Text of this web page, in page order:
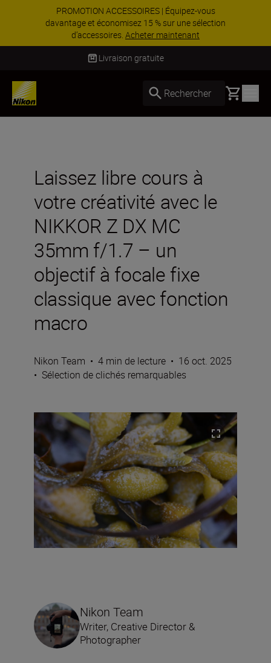
PROMOTION ACCESSOIRES | Équipez-vous
davantage et économisez 15 % sur une sélection
d’accessoires. Acheter maintenant
Livraison sous 2 à 3 jours ouvrés
Rechercher Basket
Laissez libre cours à
votre créativité avec le
NIKKOR Z DX MC
35mm f/1.7 – un
objectif à focale fixe
classique avec fonction
macro
Nikon Team • 4 min de lecture • 16 oct. 2025
• Sélection de clichés remarquables
Nikon Team
Writer, Creative Director &
Photographer